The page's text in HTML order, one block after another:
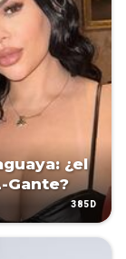
¿el
Gante?
385D